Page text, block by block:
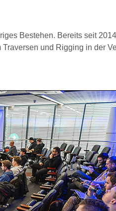
Bestehen. Bereits seit
und Rigging in der